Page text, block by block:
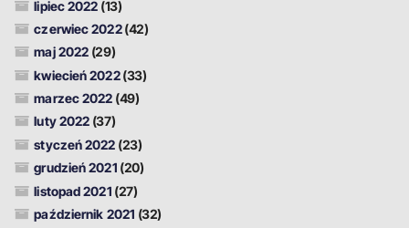
lipiec 2022 (13)
czerwiec 2022(42)
maj 2022 (29)
kwiecień 2022(33)
marzec 2022 (49)
luty 2022 (37)
styczeń 2022 (23)
grudzień 2021 (20)
listopad 2021 (27)
październik 2021 (32)